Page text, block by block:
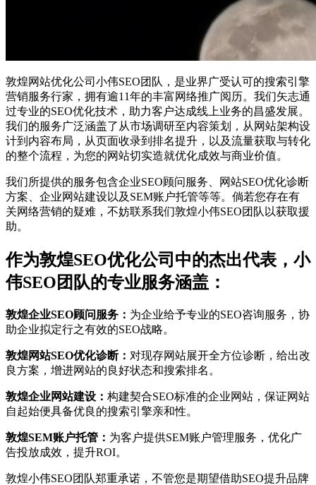
敦煌网站优化公司小伟SEO团队，是业界广受认可的搜索引擎
营销服务行家，拥有逾11年的丰富网络推广阅历。我们矢志通
过专业的SEO优化技术，助力客户达成线上业务的昌盛发展。
我们的服务广泛涵盖了从市场调研至内容策划，从网站架构设
计到内容布局，从页面收录到排名提升，以及流量获取与转化
的整个流程，为您的网站切实造就优化成效与商业价值。
我们所提供的服务包含企业SEO顾问服务、网站SEO优化诊断
方案、企业网站建设以及SEM账户托管等等。倘若您存在有
关网络营销的疑难，不妨联系我们敦煌小伟SEO团队以获取援
助。
作为敦煌SEO优化公司中的杰出代表，小
伟SEO团队的专业服务涵盖：
敦煌企业SEO顾问服务： 为企业给予专业的SEO咨询服务，协
助企业拟定行之有效的SEO战略。
敦煌网站SEO优化诊断： 对现存网站展开全方位诊断，给出改
良方案，增进网站的良好状态和搜索排名。
敦煌企业网站建设： 构建契合SEO标准的企业网站，保证网站
自起始便具备优良的搜索引擎亲和性。
敦煌SEM账户托管： 为客户提供SEM账户管理服务，优化广
告投放成效，提升ROI。
敦煌小伟SEO团队郑重承诺，不管您是期望借助SEO提升品牌